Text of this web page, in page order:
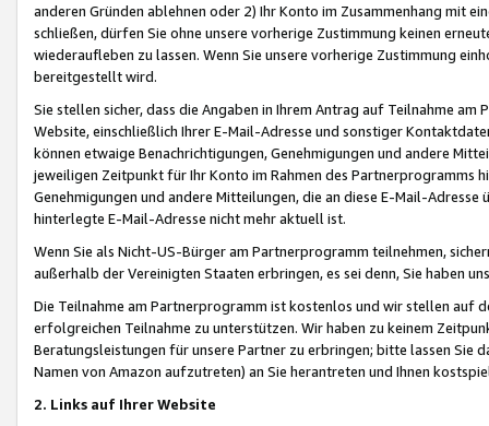
anderen Gründen ablehnen oder 2) Ihr Konto im Zusammenhang mit
schließen, dürfen Sie ohne unsere vorherige Zustimmung keinen
wiederaufleben zu lassen. Wenn Sie unsere vorherige Zustimmung
bereitgestellt wird.
Sie stellen sicher, dass die Angaben in Ihrem Antrag auf Teilnahme
Website, einschließlich Ihrer E-Mail-Adresse und sonstiger
können etwaige Benachrichtigungen, Genehmigungen und andere
jeweiligen Zeitpunkt für Ihr Konto im Rahmen des Partnerprogramms
Genehmigungen und andere Mitteilungen, die an diese E-Mail-
hinterlegte E-Mail-Adresse nicht mehr aktuell ist.
Wenn Sie als Nicht-US-Bürger am Partnerprogramm teilnehmen,
außerhalb der Vereinigten Staaten erbringen, es sei denn, Sie haben
Die Teilnahme am Partnerprogramm ist kostenlos und wir stellen auf
erfolgreichen Teilnahme zu unterstützen. Wir haben zu keinem
Beratungsleistungen für unsere Partner zu erbringen; bitte lassen Sie
Namen von Amazon aufzutreten) an Sie herantreten und Ihnen
2. Links auf Ihrer Website